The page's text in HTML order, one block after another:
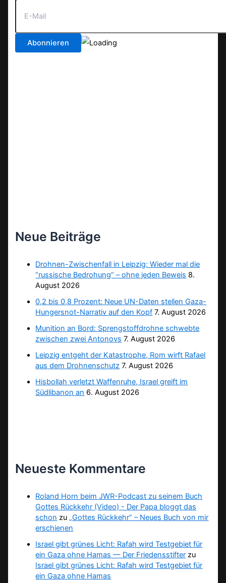
Neue Beiträge
Drohnen-Zwischenfall in Leipzig: Wieder mal die
“russische Bedrohung” – ohne jeden Beweis 8.
August 2026
0,2 bis 0,8 Prozent: Neue UN-Daten stellen Gaza-
Hungersnot-Narrativ auf den Kopf 7. August 2026
Munition an Bord: Sprengstoffdrohne schwebte
zwischen zwei Antonovs 7. August 2026
Leipzig entgeht der Katastrophe, Rom wirft Rafael
aus dem Drohnenschutz 7. August 2026
Hisbollah verletzt Waffenruhe, Israel greift im
Südlibanon an 6. August 2026
Neueste Kommentare
Roland Horn beim JWR-Podcast zu seinem Buch
Gottes Rückkehr (Video) - Der Papa bloggt das
schon zu „Gottes Rückkehr“ – Neues Buch von mir
erschienen
Israel gibt grünes Licht: Rafah wird Testgebiet für
ein Gaza ohne Hamas — Der Friedensstifter zu
Israel gibt grünes Licht: Rafah wird Testgebiet für
ein Gaza ohne Hamas